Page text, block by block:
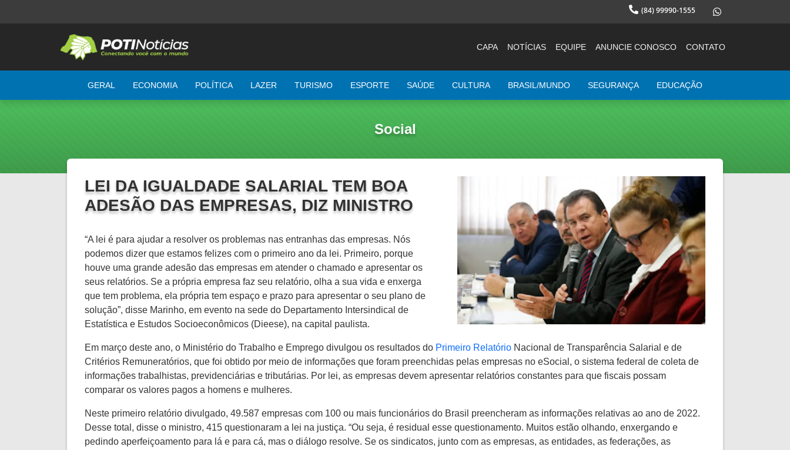
(84) 99990-1555
CAPA NOTÍCIAS EQUIPE ANUNCIE CONOSCO CONTATO
GERAL ECONOMIA POLÍTICA LAZER TURISMO ESPORTE SAÚDE CULTURA BRASIL/MUNDO SEGURANÇA EDUCAÇÃO
Social
LEI DA IGUALDADE SALARIAL TEM BOA
ADESÃO DAS EMPRESAS, DIZ MINISTRO
“A lei é para ajudar a resolver os problemas nas entranhas das empresas. Nós
podemos dizer que estamos felizes com o primeiro ano da lei. Primeiro, porque
houve uma grande adesão das empresas em atender o chamado e apresentar os
seus relatórios. Se a própria empresa faz seu relatório, olha a sua vida e enxerga
que tem problema, ela própria tem espaço e prazo para apresentar o seu plano de
solução”, disse Marinho, em evento na sede do Departamento Intersindical de
Estatística e Estudos Socioeconômicos (Dieese), na capital paulista.
Em março deste ano, o Ministério do Trabalho e Emprego divulgou os resultados do Primeiro Relatório Nacional de Transparência Salarial e de
Critérios Remuneratórios, que foi obtido por meio de informações que foram preenchidas pelas empresas no eSocial, o sistema federal de coleta de
informações trabalhistas, previdenciárias e tributárias. Por lei, as empresas devem apresentar relatórios constantes para que fiscais possam
comparar os valores pagos a homens e mulheres.
Neste primeiro relatório divulgado, 49.587 empresas com 100 ou mais funcionários do Brasil preencheram as informações relativas ao ano de 2022.
Desse total, disse o ministro, 415 questionaram a lei na justiça. “Ou seja, é residual esse questionamento. Muitos estão olhando, enxergando e
pedindo aperfeiçoamento para lá e para cá, mas o diálogo resolve. Se os sindicatos, junto com as empresas, as entidades, as federações, as